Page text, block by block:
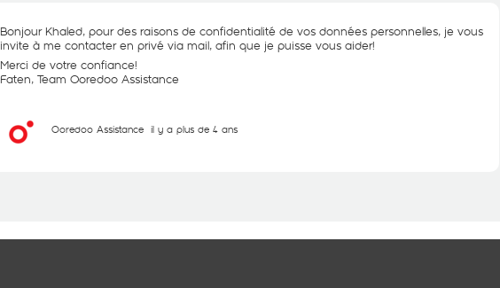
Bonjour Khaled, pour des raisons de confidentialité de vos données personnelles, je vous
invite à me contacter en privé via mail, afin que je puisse vous aider!
Merci de votre confiance!
Faten, Team Ooredoo Assistance
Ooredoo Assistance il y a plus de 4 ans